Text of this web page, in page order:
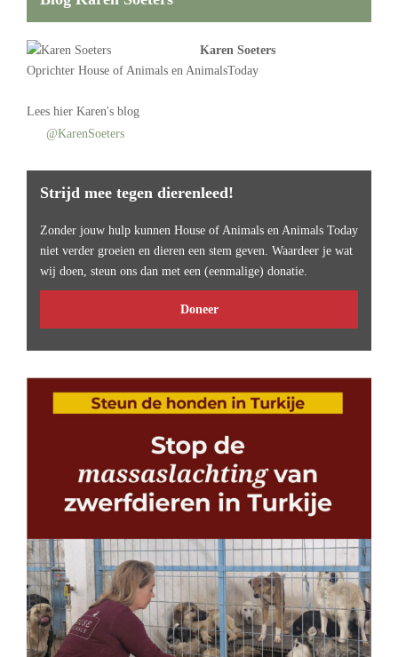
Karen Soeters
Oprichter House of Animals en AnimalsToday
Lees hier Karen's blog
@KarenSoeters
Strijd mee tegen dierenleed!
Zonder jouw hulp kunnen House of Animals en Animals Today
niet verder groeien en dieren een stem geven. Waardeer je wat
wij doen, steun ons dan met een (eenmalige) donatie.
Doneer